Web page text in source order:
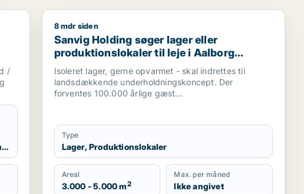
m.fl. restaurant, virtuelt kontor,
/
Sanvig Holding søger lager eller produktionslokaler
8 mdr siden
Sanvig Holding søger lager eller
produktionslokaler til leje i Aalborg
Centrum, Aalborg SV eller Aalborg SØ
m.fl.
Isoleret lager, gerne opvarmet - skal indrettes til
landsdækkende underholdningskoncept. Der
forventes 100.000 årlige gæst...
Type
Lager, Produktionslokaler
Areal
3.000 - 5.000 m2
Max. per måned
Ikke angivet